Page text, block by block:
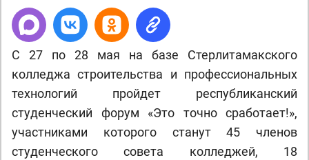
С 27 по 28 мая на базе Стерлитамакского
колледжа строительства и профессиональных
технологий пройдет республиканский
студенческий форум «Это точно сработает!»,
участниками которого станут 45 членов
студенческого совета колледжей, 18